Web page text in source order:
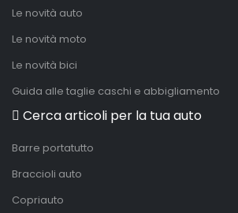
Le novità auto
Le novità moto
Le novità bici
Guida alle taglie caschi e abbigliamento
Cerca articoli per la tua auto
Barre portatutto
Braccioli auto
Copriauto